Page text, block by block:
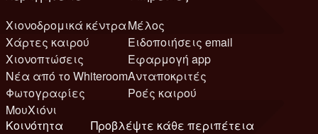
Χιονοδρομικά κέντρα
Χάρτες καιρού
Χιονοπτώσεις
Νέα από το Whiteroom
Φωτογραφίες
ΜουΧιόνι
Μέλος
Ειδοποιήσεις email
Εφαρμογή app
Ανταποκριτές
Ροές καιρού
Κοινότητα
Προβλέψτε κάθε περιπέτεια